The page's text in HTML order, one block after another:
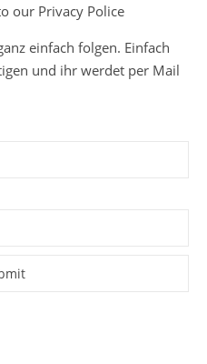
our Privacy Police
einfach folgen. Einfach
und ihr werdet per Mail